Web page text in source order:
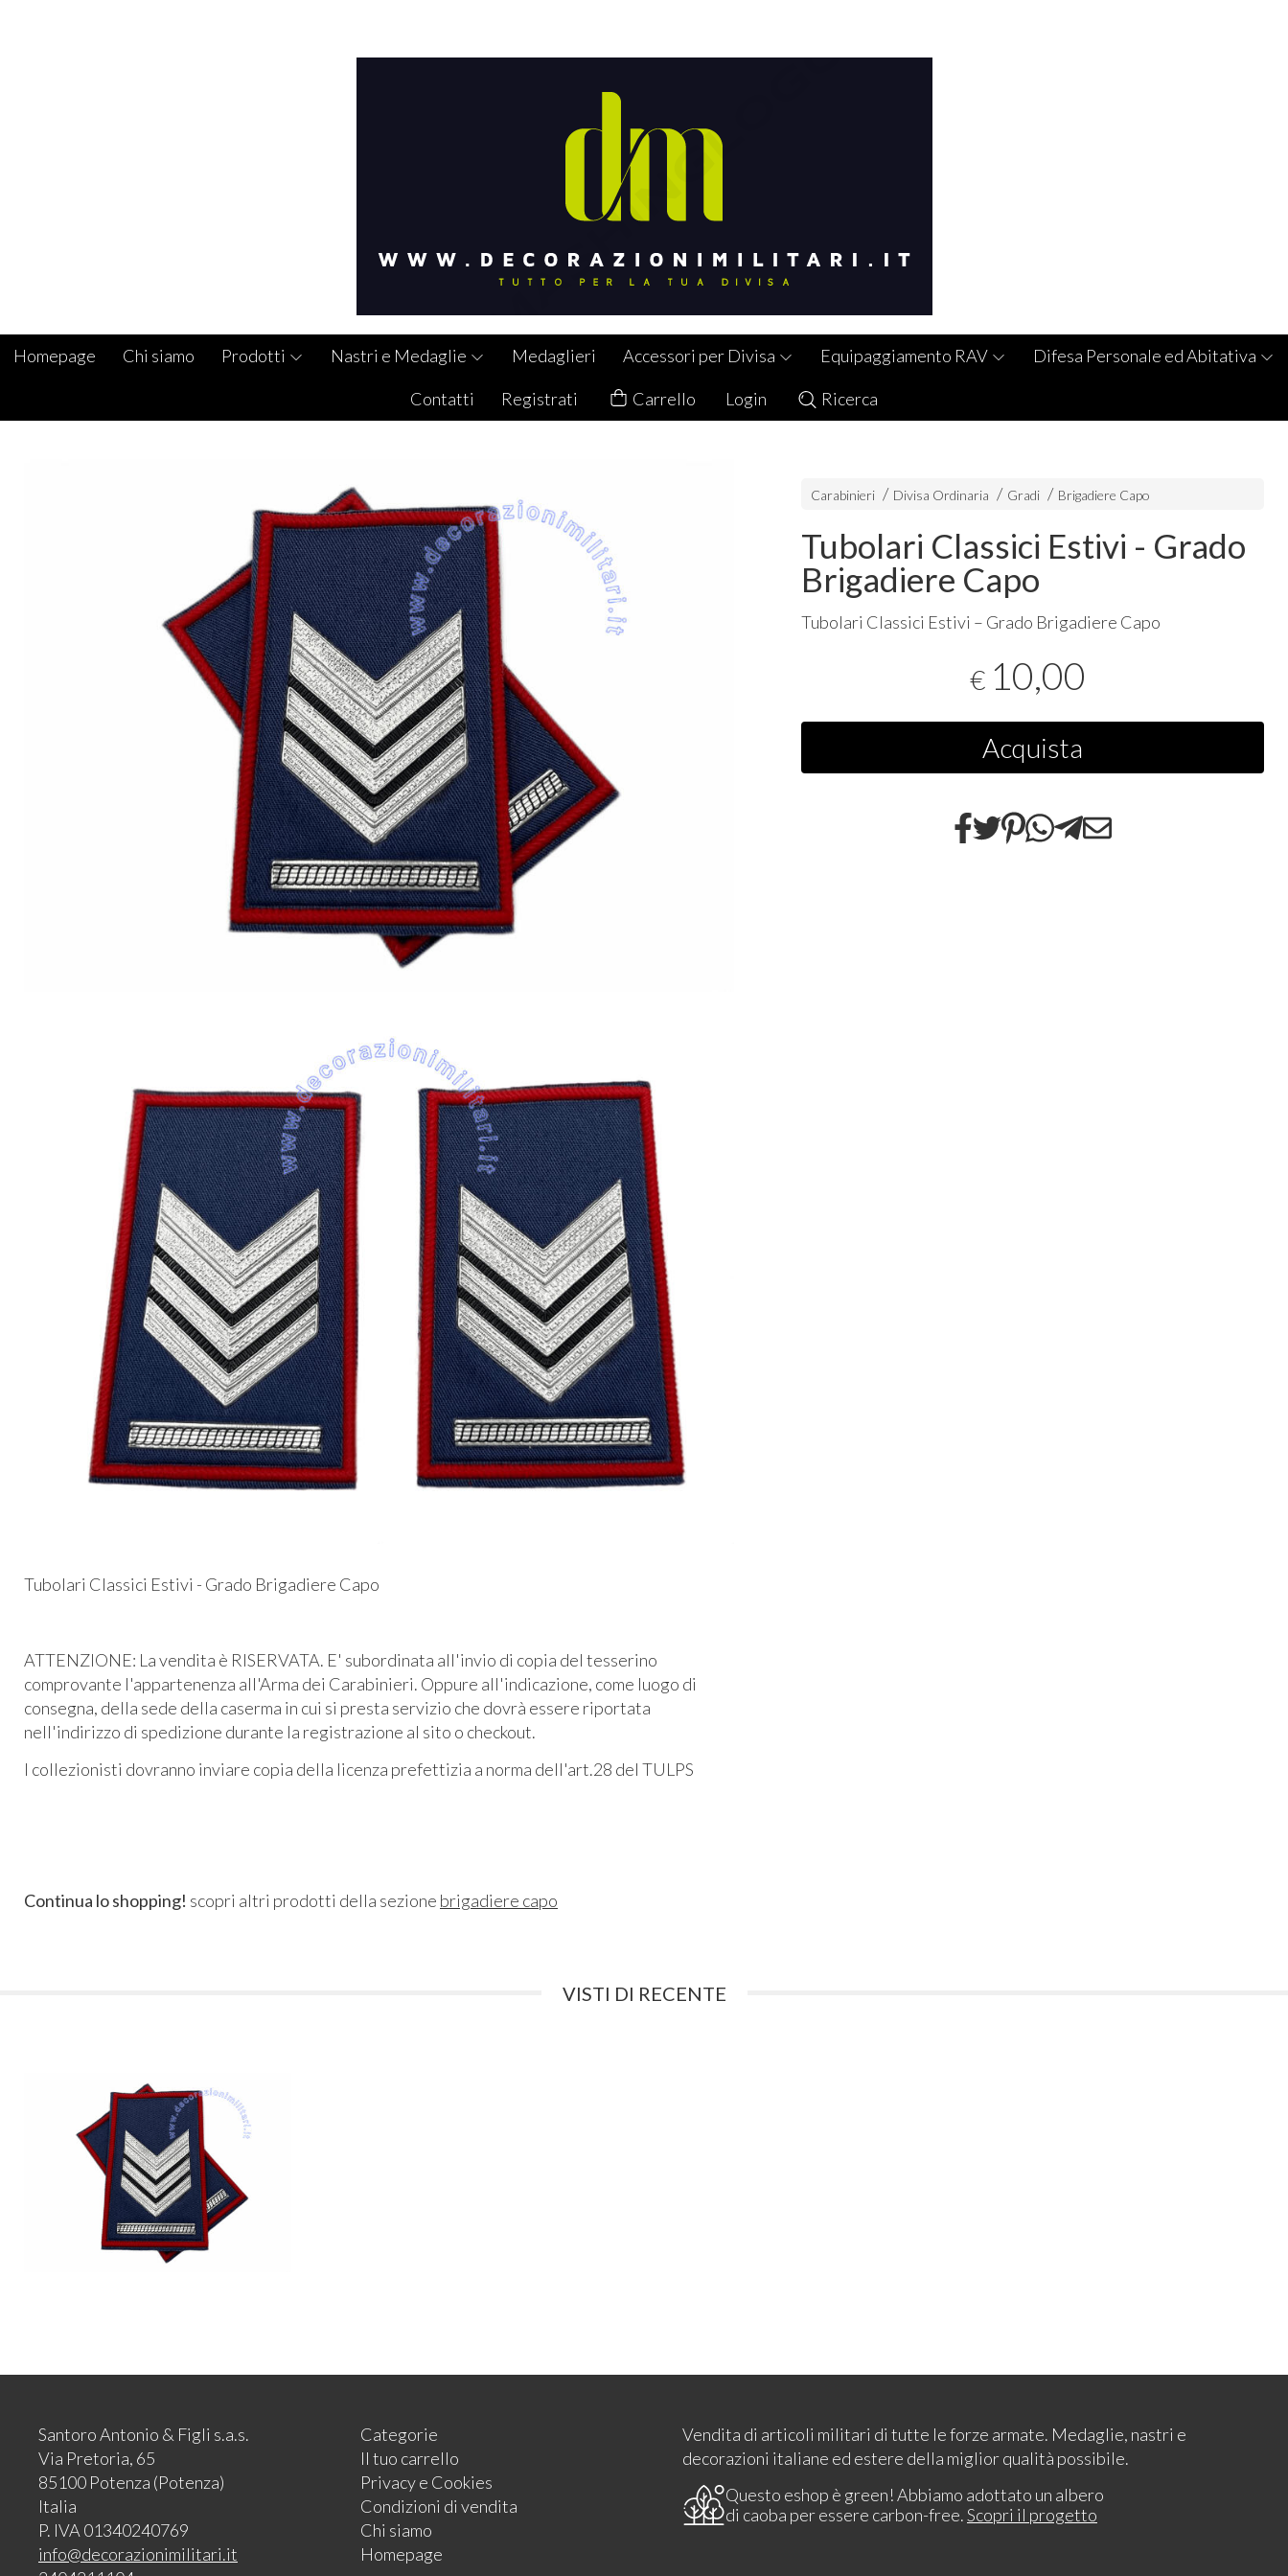
Homepage Chi siamo Prodotti Nastri e Medaglie Medaglieri Accessori per Divisa Equipaggiamento RAV Difesa Personale ed Abitativa
Contatti Registrati Carrello Login Ricerca
Tubolari Classici Estivi - Grado Brigadiere Capo
ATTENZIONE: La vendita è RISERVATA. E' subordinata all'invio di copia del tesserino
comprovante l'appartenenza all'Arma dei Carabinieri. Oppure all'indicazione, come luogo di
consegna, della sede della caserma in cui si presta servizio che dovrà essere riportata
nell'indirizzo di spedizione durante la registrazione al sito o checkout.
I collezionisti dovranno inviare copia della licenza prefettizia a norma dell'art.28 del TULPS
Carabinieri Divisa Ordinaria Gradi Brigadiere Capo
Tubolari Classici Estivi - Grado
Brigadiere Capo
Tubolari Classici Estivi – Grado Brigadiere Capo
€ 10,00
Acquista
Continua lo shopping! scopri altri prodotti della sezione brigadiere capo
VISTI DI RECENTE
Santoro Antonio & Figli s.a.s.
Via Pretoria, 65
85100 Potenza (Potenza)
Italia
P. IVA 01340240769
info@decorazionimilitari.it
Categorie
Il tuo carrello
Privacy e Cookies
Condizioni di vendita
Chi siamo
Homepage
Vendita di articoli militari di tutte le forze armate. Medaglie, nastri e
decorazioni italiane ed estere della miglior qualità possibile.
Questo eshop è green! Abbiamo adottato un albero
di caoba per essere carbon-free.Scopri il progetto